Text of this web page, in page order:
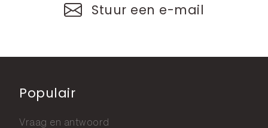
Stuur een e-mail
Populair
Vraag en antwoord